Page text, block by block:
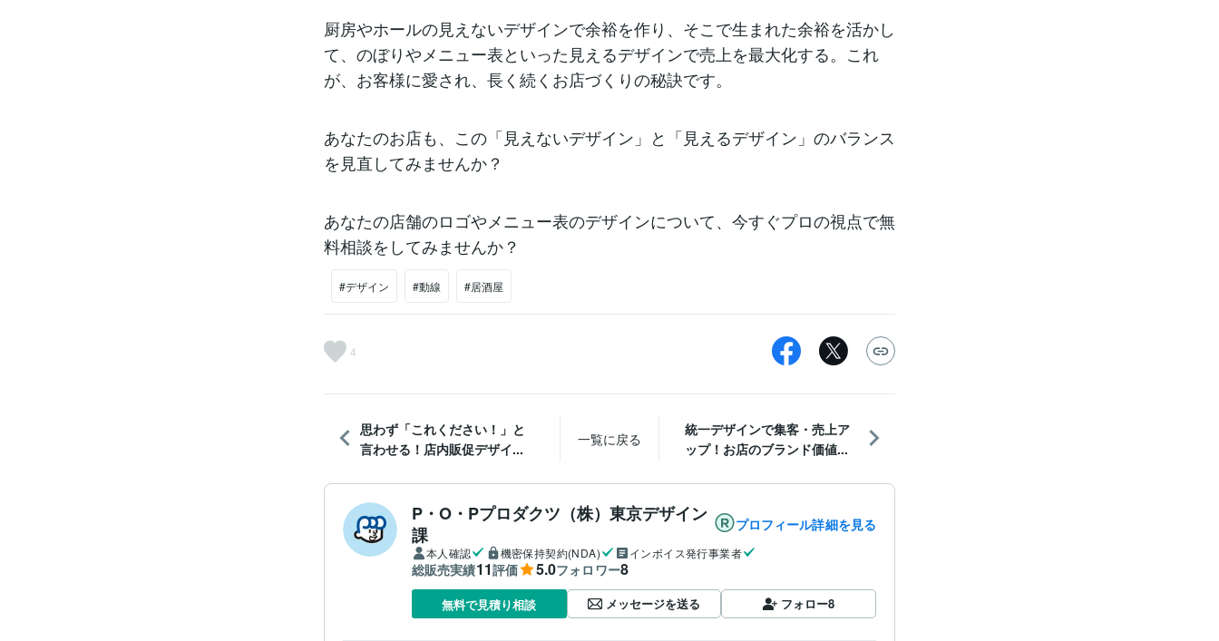
厨房やホールの見えないデザインで余裕を作り、そこで生まれた余裕を活かし
て、のぼりやメニュー表といった見えるデザインで売上を最大化する。これ
が、お客様に愛され、長く続くお店づくりの秘訣です。
あなたのお店も、この「見えないデザイン」と「見えるデザイン」のバランス
を見直してみませんか？
あなたの店舗のロゴやメニュー表のデザインについて、今すぐプロの視点で無
料相談をしてみませんか？
#デザイン #動線 #居酒屋
4
思わず「これください！」と
言わせる！店内販促デザイ...
一覧に戻る
統一デザインで集客・売上ア
ップ！お店のブランド価値...
P・O・Pプロダクツ（株）東京デザイン
課
プロフィール詳細を見る
本人確認 機密保持契約(NDA) インボイス発行事業者
総販売実績11評価 5.0フォロワー8
無料で見積り相談 メッセージを送る フォロー8